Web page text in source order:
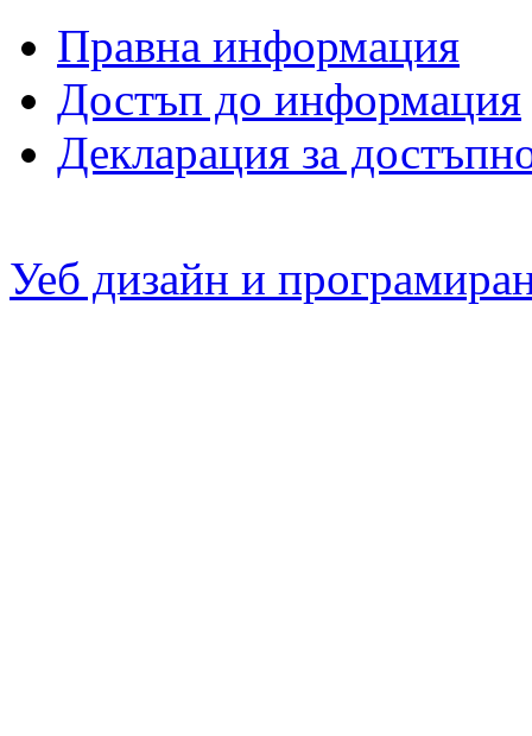
Правна информация
Достъп до информация
Декларация за
Уеб дизайн и